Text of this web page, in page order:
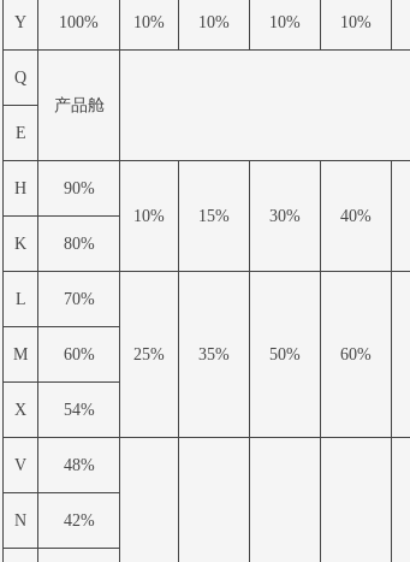
Y 100% 10% 10% 10% 10%
Q
产品舱
E
H
90%
10%
15% 30% 40%
K 80%
L 70%
25% 35% 50% 60%
M 60%
X 54%
V 48%
N 42%